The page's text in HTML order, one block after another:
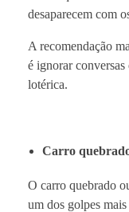
desaparecem com
A recomendação
é ignorar conversas
lotérica.
Carro
O carro quebrado
um dos golpes